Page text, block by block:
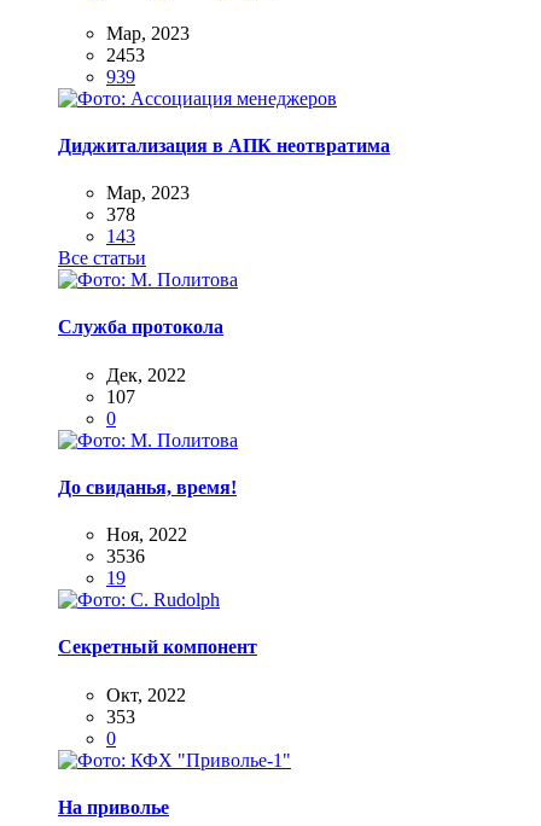
Мар, 2023
2453
939
Диджитализация в АПК неотвратима
Мар, 2023
378
143
Все статьи
Служба протокола
Дек, 2022
107
0
До свиданья, время!
Ноя, 2022
3536
19
Секретный компонент
Окт, 2022
353
0
На приволье